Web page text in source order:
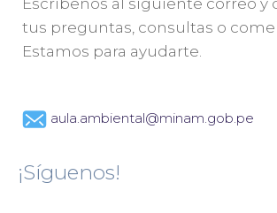
tus preguntas, consultas o
Estamos para ayudarte.
aula.ambiental@minam.gob.pe
¡Síguenos!